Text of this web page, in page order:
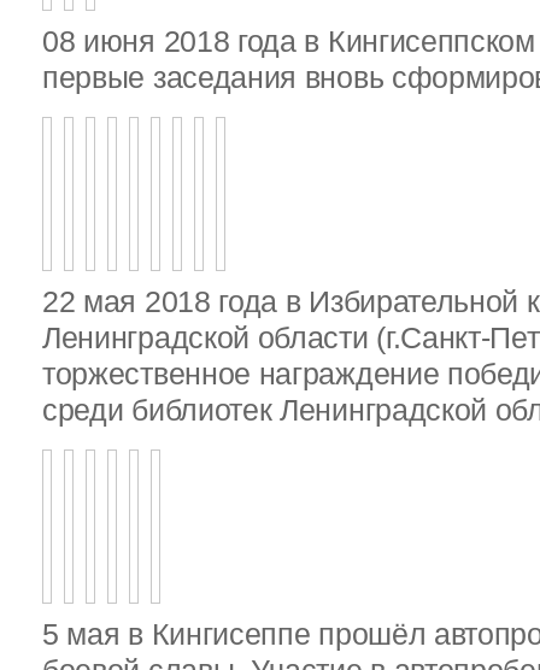
08 июня 2018 года в
первые заседания вновь
22 мая 2018 года в Избирательной
Ленинградской области (г.Санкт-
торжественное награждение
среди библиотек Ленинградской
5 мая в Кингисеппе прошёл